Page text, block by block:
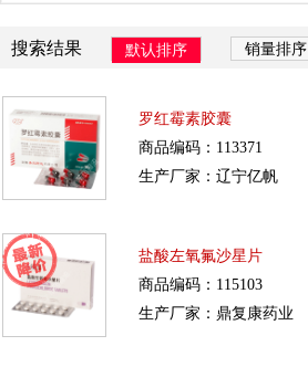
搜索结果 默认排序 销量排序
罗红霉素胶囊
商品编码：113371
生产厂家：辽宁亿帆
盐酸左氧氟沙星片
商品编码：115103
生产厂家：鼎复康药业